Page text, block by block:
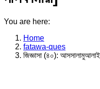
You are here:
Home
fatawa-ques
জিজ্ঞাসা (৪০):